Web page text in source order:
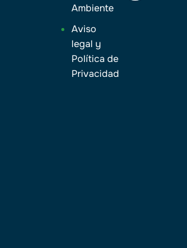
Ambiente
Aviso
legal y
Política de
Privacidad